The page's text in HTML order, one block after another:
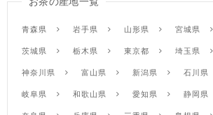
青森県 岩手県 山形県 宮城県
茨城県 栃木県 東京都 埼玉県
神奈川県 富山県 新潟県 石川県
岐阜県 和歌山県 愛知県 静岡県